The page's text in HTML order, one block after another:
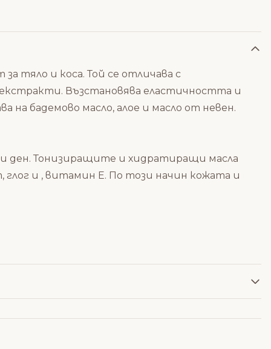
тяло и коса. Той се отличава с
Възстановява еластичността и
бадемово масло, алое и масло от невен.
ден. Тонизиращите и хидратиращи масла
и , витамин Е. По този начин кожата и